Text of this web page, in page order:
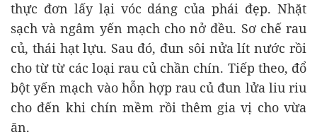
thực đơn lấy lại vóc dáng của phái đẹp. Nhặt
sạch và ngâm yến mạch cho nở đều. Sơ chế rau
củ, thái hạt lựu. Sau đó, đun sôi nửa lít nước rồi
cho từ từ các loại rau củ chần chín. Tiếp theo, đổ
bột yến mạch vào hỗn hợp rau củ đun lửa liu riu
cho đến khi chín mềm rồi thêm gia vị cho vừa
ăn.